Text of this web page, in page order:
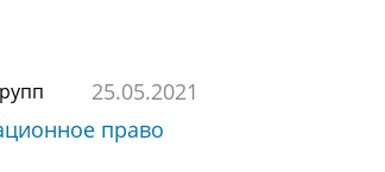
25.05.2021
право